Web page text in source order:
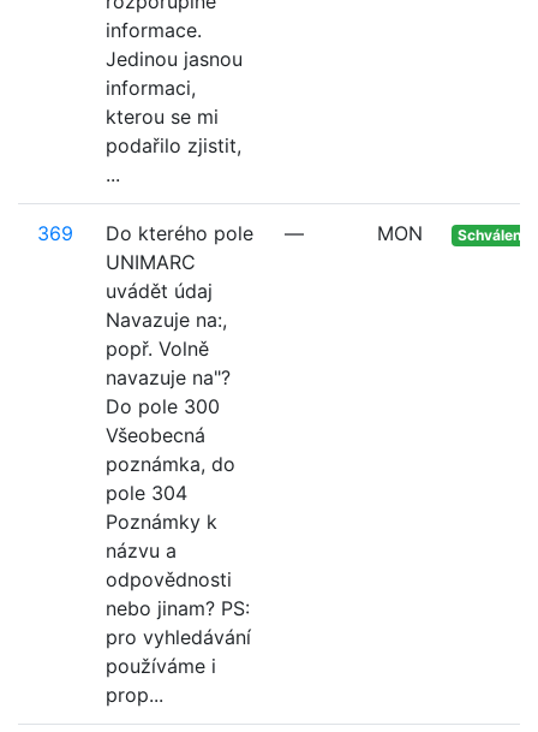
informace.
Jedinou jasnou
informaci,
kterou se mi
podařilo zjistit,
...
369
Do kterého pole
UNIMARC
uvádět údaj
Navazuje na:,
popř. Volně
navazuje na"?
Do pole 300
Všeobecná
poznámka, do
pole 304
Poznámky k
názvu a
odpovědnosti
nebo jinam? PS:
pro vyhledávání
používáme i
prop...
— MON Schváleno